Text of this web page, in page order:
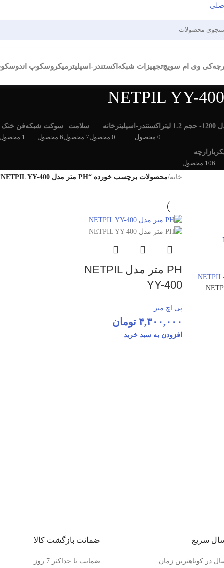
کی وی ام سویچتجهیزات شبکه اکستندر-اسپلیتر میکروسکوپ
اکستندر-اسپلیتر
0 محصول
خانه
0 محصول
سلامت
7 محصول
سوکت شبکه
6 محصول
فن خنک
1 محصول
بازارچه
106 محصول
خانه/محصولات برچسب خورده “PH متر مدل NETPIL YY-400”
PH متر مدل NETPIL
YY-400
پی اچ متر
۴,۳۰۰,۰۰۰ تومان
افزودن به سبد خرید
سریع
در کوتاهترین زمان
ضمانت بازگشت کالا
ضمانت تا حداکثر 7 روز